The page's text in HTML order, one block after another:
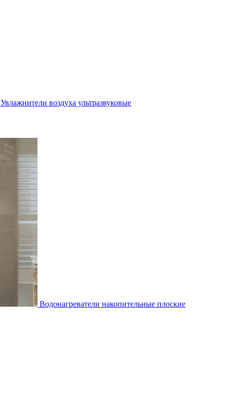
Увлажнители воздуха ультразвуковые
Водонагреватели накопительные плоские